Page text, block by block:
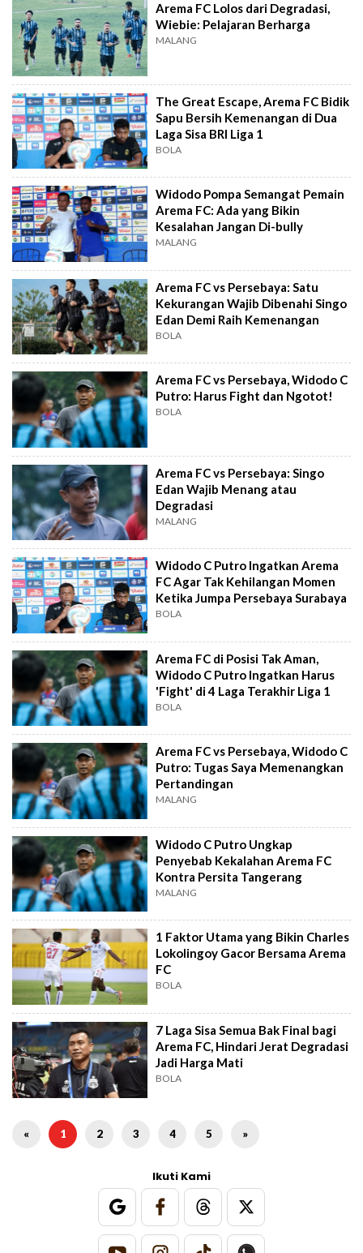
Arema FC Lolos dari Degradasi,
Wiebie: Pelajaran Berharga
MALANG
The Great Escape, Arema FC Bidik
Sapu Bersih Kemenangan di Dua
Laga Sisa BRI Liga 1
BOLA
Widodo Pompa Semangat Pemain
Arema FC: Ada yang Bikin
Kesalahan Jangan Di-bully
MALANG
Arema FC vs Persebaya: Satu
Kekurangan Wajib Dibenahi Singo
Edan Demi Raih Kemenangan
BOLA
Arema FC vs Persebaya, Widodo C
Putro: Harus Fight dan Ngotot!
BOLA
Arema FC vs Persebaya: Singo
Edan Wajib Menang atau
Degradasi
MALANG
Widodo C Putro Ingatkan Arema
FC Agar Tak Kehilangan Momen
Ketika Jumpa Persebaya Surabaya
BOLA
Arema FC di Posisi Tak Aman,
Widodo C Putro Ingatkan Harus
'Fight' di 4 Laga Terakhir Liga 1
BOLA
Arema FC vs Persebaya, Widodo C
Putro: Tugas Saya Memenangkan
Pertandingan
MALANG
Widodo C Putro Ungkap
Penyebab Kekalahan Arema FC
Kontra Persita Tangerang
MALANG
1 Faktor Utama yang Bikin Charles
Lokolingoy Gacor Bersama Arema
FC
BOLA
7 Laga Sisa Semua Bak Final bagi
Arema FC, Hindari Jerat Degradasi
Jadi Harga Mati
BOLA
« 1 2 3 4 5 »
Ikuti Kami